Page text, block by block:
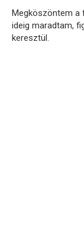
Megköszöntem a
ideig maradtam,
keresztül.